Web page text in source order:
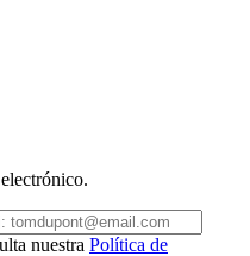
nuestra Política de